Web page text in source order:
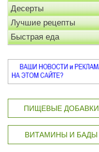
Десерты
Лучшие рецепты
Быстрая еда
ПИЩЕВЫЕ ДОБАВКИ
ВИТАМИНЫ И БАДЫ